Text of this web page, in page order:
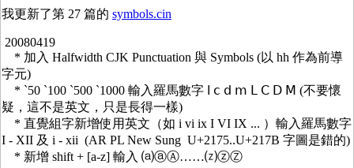
我更新了第 27 篇的 symbols.cin
20080419
* 加入 Halfwidth CJK Punctuation 與 Symbols (以 hh 作為前導
字元)
* `50 `100 `500 `1000 輸入羅馬數字 ⅼ ⅽ ⅾ ⅿ Ⅼ Ⅽ Ⅾ Ⅿ (不要懷
疑，這不是英文，只是長得一樣)
* 直覺組字新增使用英文（如 i vi ix I VI IX ... ）輸入羅馬數字
I - XII 及 i - xii (AR PL New Sung U+2175..U+217B 字圖是錯的)
* 新增 shift + [a-z] 輸入 ⒜ⓐⒶ……⒵ⓩⓏ